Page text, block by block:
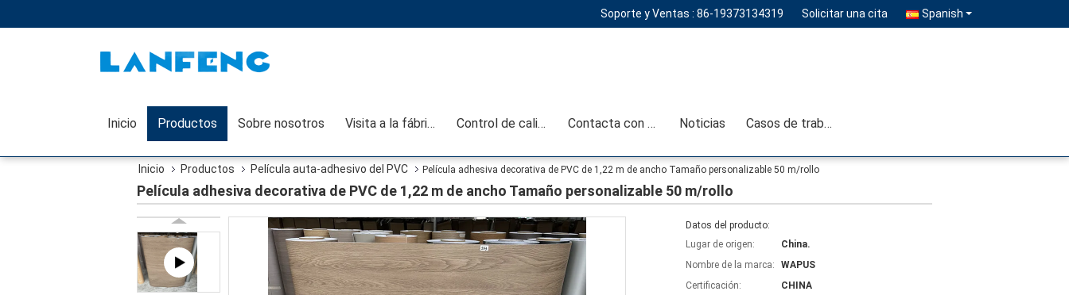
Soporte y Ventas : 86-19373134319 Solicitar una cita Spanish
Inicio Productos Sobre nosotros Visita a la fábrica Control de calidad Contacta con nosotros Noticias Casos de trabajo
Inicio Productos Película auta-adhesivo del PVC Película adhesiva decorativa de PVC de 1,22 m de ancho Tamaño personalizable 50 m/rollo
Película adhesiva decorativa de PVC de 1,22 m de ancho Tamaño personalizable 50 m/rollo
Datos del producto:
Lugar de origen:
China.
Nombre de la marca:
WAPUS
Certificación:
CHINA